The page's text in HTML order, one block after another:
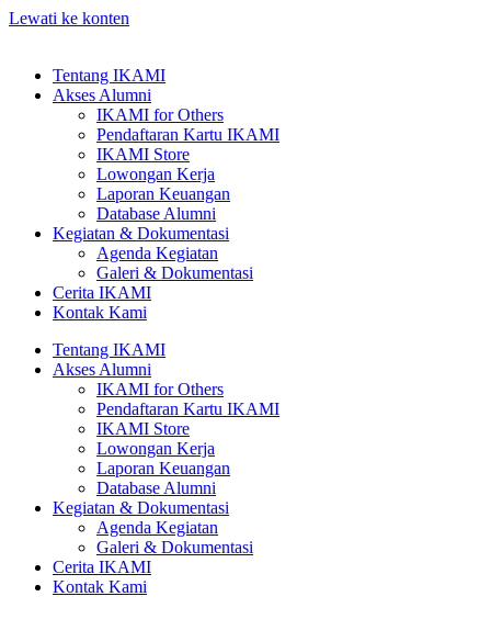
Lewati ke konten
Tentang IKAMI
Akses Alumni
IKAMI for Others
Pendaftaran Kartu IKAMI
IKAMI Store
Lowongan Kerja
Laporan Keuangan
Database Alumni
Kegiatan & Dokumentasi
Agenda Kegiatan
Galeri & Dokumentasi
Cerita IKAMI
Kontak Kami
Tentang IKAMI
Akses Alumni
IKAMI for Others
Pendaftaran Kartu IKAMI
IKAMI Store
Lowongan Kerja
Laporan Keuangan
Database Alumni
Kegiatan & Dokumentasi
Agenda Kegiatan
Galeri & Dokumentasi
Cerita IKAMI
Kontak Kami